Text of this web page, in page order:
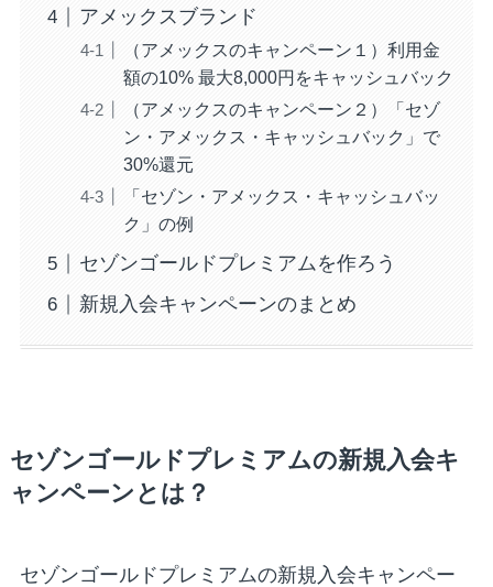
アメックスブランド
（アメックスのキャンペーン１）利用金
額の10% 最大8,000円をキャッシュバック
（アメックスのキャンペーン２）「セゾ
ン・アメックス・キャッシュバック」で
30%還元
「セゾン・アメックス・キャッシュバッ
ク」の例
セゾンゴールドプレミアムを作ろう
新規入会キャンペーンのまとめ
セゾンゴールドプレミアムの新規入会キ
ャンペーンとは？
セゾンゴールドプレミアムの新規入会キャンペー